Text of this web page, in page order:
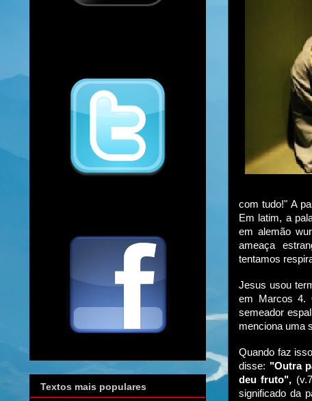
com tudo!" A
Em latim, a
em alemão
ameaça
tentamos
Jesus usou
em Marcos 4.
semeador
menciona uma
Quando faz
disse: "Outra
deu fruto",
significado da
Textos mais populares